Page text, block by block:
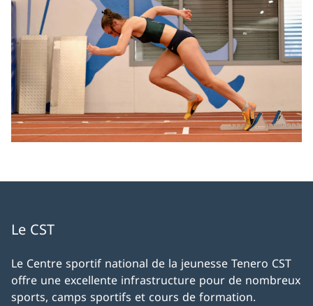
Le CST
Le Centre sportif national de la jeunesse Tenero CST
offre une excellente infrastructure pour de nombreux
sports, camps sportifs et cours de formation.